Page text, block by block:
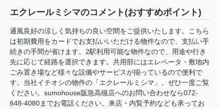
エクレールミシマのコメント(おすすめポイント)
通風良好の涼しく気持ちの良い空間をご提供いたします。こちら
は初期費用をカードでお支払いいただける物件なので、支払い手
続きの手間が省けます。2駅利用可能な物件なので、用途や行き
先に応じて経路を選択できます。共用部にはエレベータ・敷地内
ごみ置き場など様々な設備やサービスが揃っているので便利で
す。当社イチオシの物件の「エクレールミシマ」。ぜひ一度ご覧
ください。sumohouse阪急高槻店へのお問い合わせなら072-
648-4080までお電話ください。来店・内覧予約なども承ってお